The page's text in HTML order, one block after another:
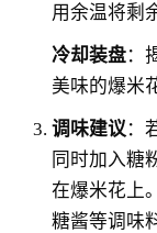
用余温将剩
冷却装盘：
美味的爆米
调味建议 ：
同时加入糖
在爆米花上
糖酱等调味